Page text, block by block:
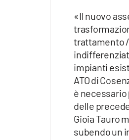
«Il nuovo
trattamento /
impianti
ATO di
è necessario
delle
Gioia Tauro
subendo un